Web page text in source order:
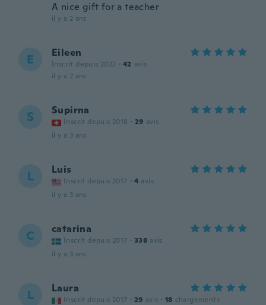
A nice gift for a teacher
il y a 2 ans
E Eileen
Inscrit depuis 2022 · 42 avis
il y a 2 ans
S Supirna
Inscrit depuis 2018 · 29 avis
il y a 3 ans
L Luis
Inscrit depuis 2017 · 4 avis
il y a 3 ans
C catarina
Inscrit depuis 2017 · 338 avis
il y a 3 ans
L Laura
Inscrit depuis 2017 · 29 avis · 18 chargements